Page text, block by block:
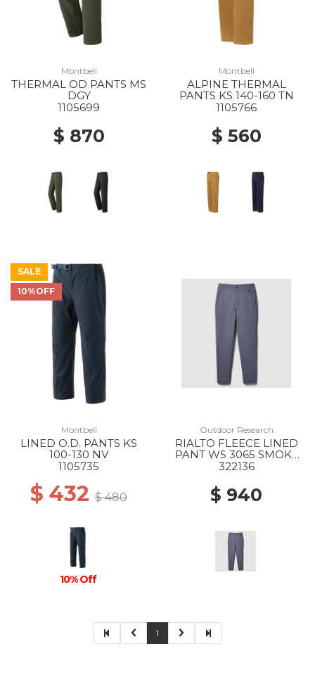
Montbell
THERMAL OD PANTS MS
DGY
1105699
$ 870
Montbell
ALPINE THERMAL
PANTS KS 140-160 TN
1105766
$ 560
SALE
10%OFF
Montbell
LINED O.D. PANTS KS
100-130 NV
1105735
$ 432 $ 480
10% Off
Outdoor Research
RIALTO FLEECE LINED
PANT WS 3065 SMOKY
QUARTZ
322136
$ 940
1